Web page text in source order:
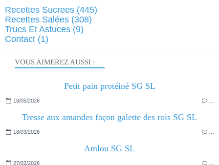
VOUS AIMEREZ AUSSI :
Petit pain protéiné SG SL
18/05/2026
Tresse aux amandes façon galette des rois SG SL
18/03/2026
Amlou SG SL
27/02/2026
Recettes Sucrees (445)
Recettes Salées (308)
Trucs Et Astuces (9)
Contact (1)